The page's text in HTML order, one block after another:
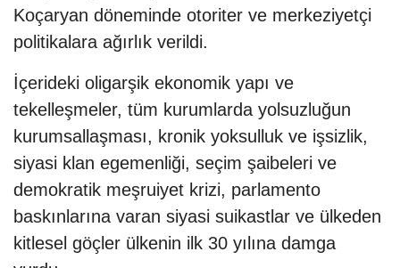
Koçaryan döneminde otoriter ve merkeziyetçi
politikalara ağırlık verildi.
İçerideki oligarşik ekonomik yapı ve
tekelleşmeler, tüm kurumlarda yolsuzluğun
kurumsallaşması, kronik yoksulluk ve işsizlik,
siyasi klan egemenliği, seçim şaibeleri ve
demokratik meşruiyet krizi, parlamento
baskınlarına varan siyasi suikastlar ve ülkeden
kitlesel göçler ülkenin ilk 30 yılına damga